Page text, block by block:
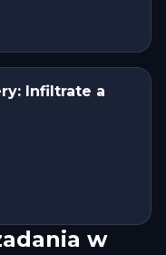
Infiltrate a
w